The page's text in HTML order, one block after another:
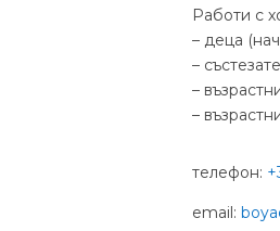
Работи с
– деца
–
–
–
телефон:
email: